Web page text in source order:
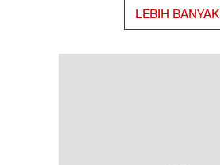
LEBIH BANYAK